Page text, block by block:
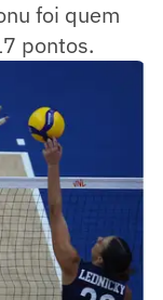
foi quem
pontos.